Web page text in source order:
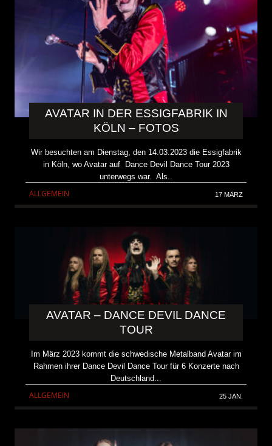
AVATAR IN DER ESSIGFABRIK IN
KÖLN – FOTOS
Wir besuchten am Dienstag, den 14.03.2023 die Essigfabrik
in Köln, wo Avatar auf Dance Devil Dance Tour 2023
unterwegs war. Als..
ALLGEMEIN 17 MÄRZ
AVATAR – DANCE DEVIL DANCE
TOUR
Im März 2023 kommt die schwedische Metalband Avatar im
Rahmen ihrer Dance Devil Dance Tour für 6 Konzerte nach
Deutschland...
ALLGEMEIN 25 JAN.